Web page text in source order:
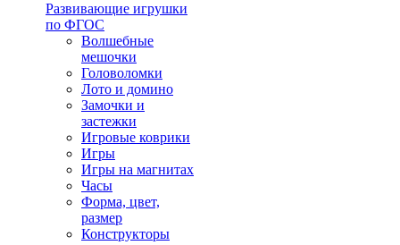
Развивающие игрушки
по ФГОС
Волшебные
мешочки
Головоломки
Лото и домино
Замочки и
застежки
Игровые коврики
Игры
Игры на магнитах
Часы
Форма, цвет,
размер
Конструкторы